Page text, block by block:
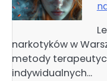
narkotyków w
metody
indywidualnych…